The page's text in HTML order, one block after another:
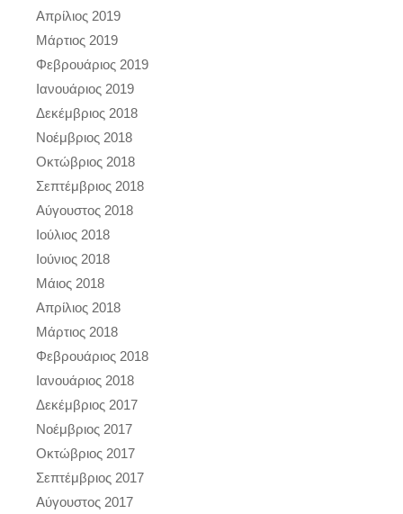
Απρίλιος 2019
Μάρτιος 2019
Φεβρουάριος 2019
Ιανουάριος 2019
Δεκέμβριος 2018
Νοέμβριος 2018
Οκτώβριος 2018
Σεπτέμβριος 2018
Αύγουστος 2018
Ιούλιος 2018
Ιούνιος 2018
Μάιος 2018
Απρίλιος 2018
Μάρτιος 2018
Φεβρουάριος 2018
Ιανουάριος 2018
Δεκέμβριος 2017
Νοέμβριος 2017
Οκτώβριος 2017
Σεπτέμβριος 2017
Αύγουστος 2017